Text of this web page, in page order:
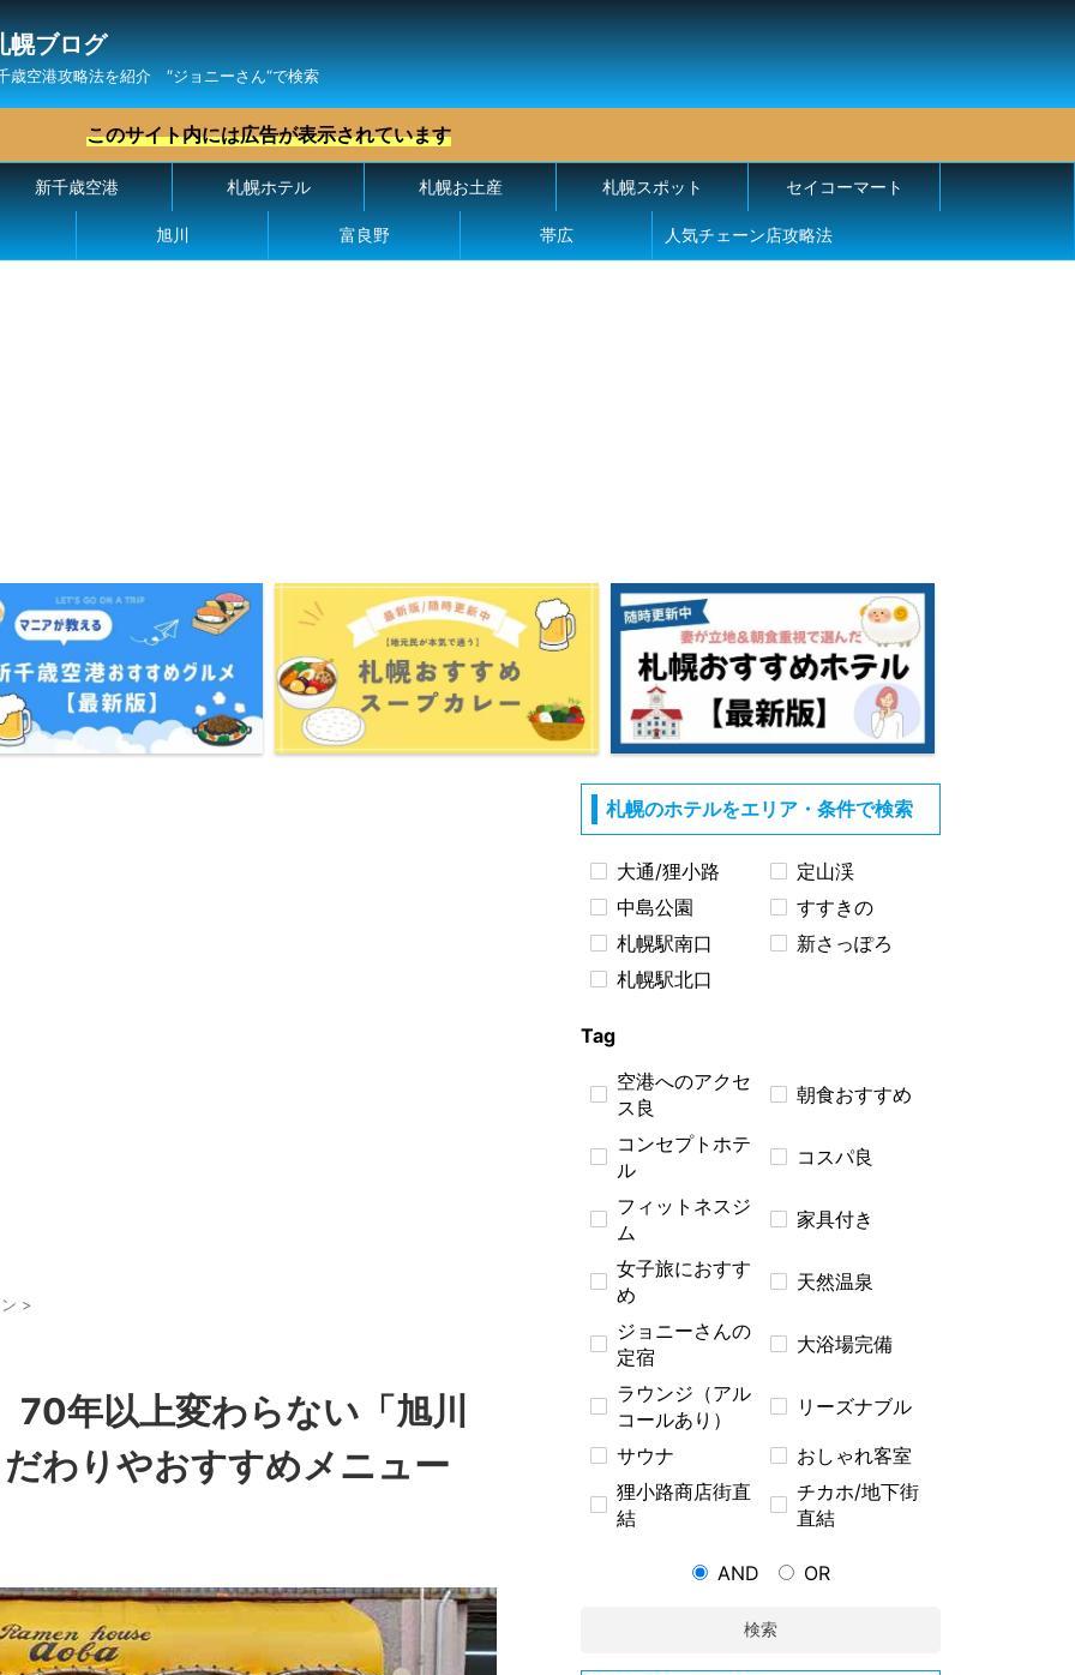
幌ブログ
歳空港攻略法を紹介 ″ジョニーさん“で検索
このサイト内には広告が表示されています
新千歳空港 札幌ホテル 札幌お土産 札幌スポット セイコーマート
旭川 富良野 帯広 人気チェーン店攻略法
>
70年以上変わらない「旭川
わりやおすすめメニュー
札幌のホテルをエリア・条件で検索
大通/狸小路
定山渓
中島公園
すすきの
札幌駅南口
新さっぽろ
札幌駅北口
Tag
空港へのアクセ
ス良
朝食おすすめ
コンセプトホテ
ル
コスパ良
フィットネスジ
ム
家具付き
女子旅におすす
め
天然温泉
ジョニーさんの
定宿
大浴場完備
ラウンジ（アル
コールあり）
リーズナブル
サウナ
おしゃれ客室
狸小路商店街直
結
チカホ/地下街
直結
AND OR
検索